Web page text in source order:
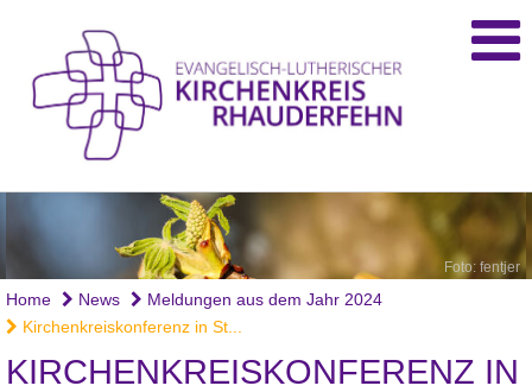
Foto: fentjer
Home News
Meldungen aus dem Jahr 2024
Kirchenkreiskonferenz in St...
KIRCHENKREISKONFERENZ IN